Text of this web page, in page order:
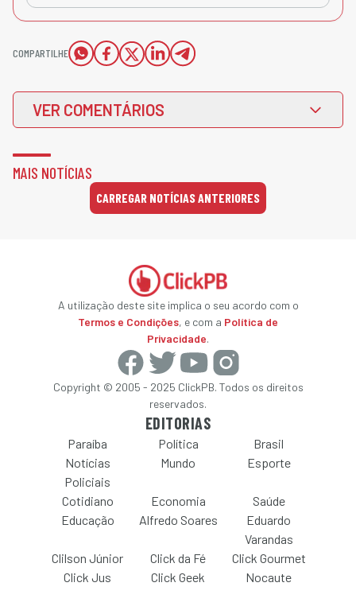
COMPARTILHE
VER COMENTÁRIOS
MAIS NOTÍCIAS
CARREGAR NOTÍCIAS ANTERIORES
A utilização deste site implica o seu acordo com o
Termos e Condições, e com a Política de
Privacidade.
Copyright © 2005 - 2025 ClickPB. Todos os direitos
reservados.
EDITORIAS
Paraíba Política
Brasil
Notícias
Policiais
Mundo Esporte
Cotidiano Economia
Saúde
Educação
Alfredo Soares
Eduardo
Varandas
Clilson Júnior
Click da Fé
Click Gourmet
Click Jus
Click Geek Nocaute